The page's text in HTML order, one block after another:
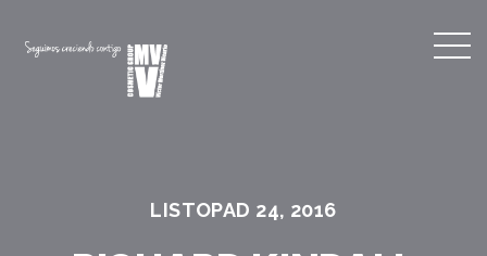
LISTOPAD 24, 2016